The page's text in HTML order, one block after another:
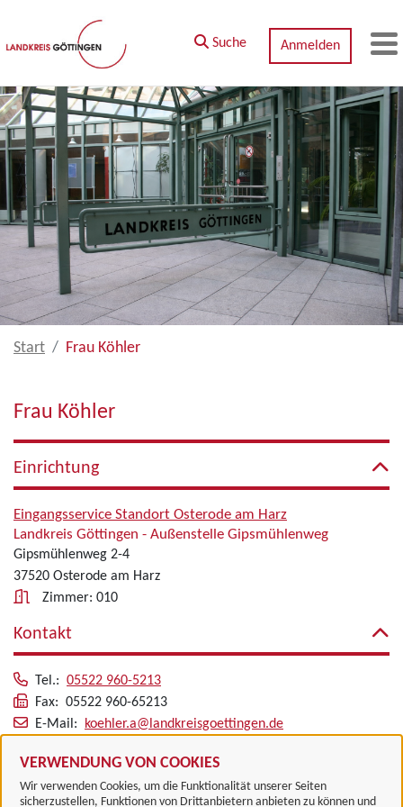
Zum Hauptinhalt springen
VERWENDUNG VON COOKIES
Wir verwenden Cookies, um die Funktionalität unserer Seiten
sicherzustellen, Funktionen von Drittanbietern anbieten zu können und
Suche Anmelden
Start Frau Köhler
Frau Köhler
Einrichtung
Eingangsservice Standort Osterode am Harz
Landkreis Göttingen - Außenstelle Gipsmühlenweg
Gipsmühlenweg 2-4
37520 Osterode am Harz
Zimmer: 010
Kontakt
Tel.: 05522 960-5213
Fax: 05522 960-65213
E-Mail:
koehler.a@landkreisgoettingen.de
Alle zugeordneten Einrichtungen